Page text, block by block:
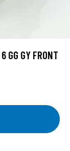
GG GY FRONT